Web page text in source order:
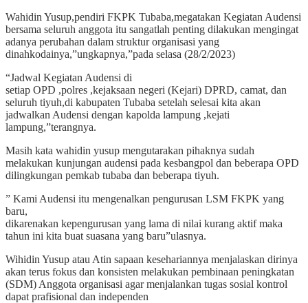
Wahidin Yusup,pendiri FKPK Tubaba,megatakan Kegiatan Audensi
bersama seluruh anggota itu sangatlah penting dilakukan mengingat
adanya perubahan dalam struktur organisasi yang
dinahkodainya,”ungkapnya,”pada selasa (28/2/2023)
“Jadwal Kegiatan Audensi di
setiap OPD ,polres ,kejaksaan negeri (Kejari) DPRD, camat, dan
seluruh tiyuh,di kabupaten Tubaba setelah selesai kita akan
jadwalkan Audensi dengan kapolda lampung ,kejati
lampung,”terangnya.
Masih kata wahidin yusup mengutarakan pihaknya sudah
melakukan kunjungan audensi pada kesbangpol dan beberapa OPD
dilingkungan pemkab tubaba dan beberapa tiyuh.
” Kami Audensi itu mengenalkan pengurusan LSM FKPK yang
baru,
dikarenakan kepengurusan yang lama di nilai kurang aktif maka
tahun ini kita buat suasana yang baru”ulasnya.
Wihidin Yusup atau Atin sapaan kesehariannya menjalaskan dirinya
akan terus fokus dan konsisten melakukan pembinaan peningkatan
(SDM) Anggota organisasi agar menjalankan tugas sosial kontrol
dapat prafisional dan independen